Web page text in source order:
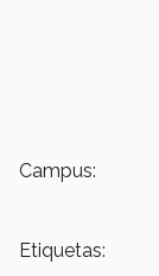
Campus:
Etiquetas: